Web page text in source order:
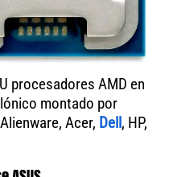
procesadores AMD en
montado por
Acer, Dell, HP,